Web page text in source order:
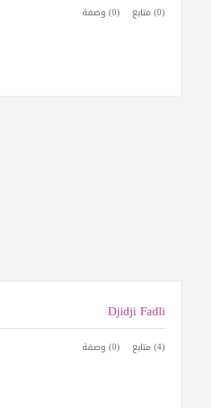
(0) متابع (0) وصفة
Djidji Fadli
(4) متابع (0) وصفة